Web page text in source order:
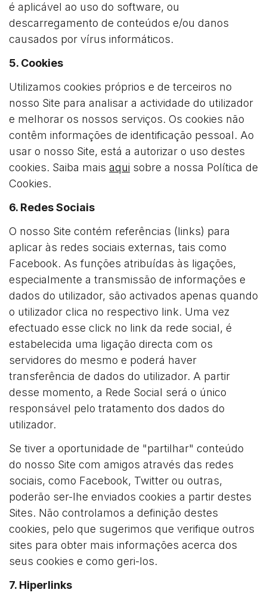
é aplicável ao uso do software, ou
descarregamento de conteúdos e/ou danos
causados por vírus informáticos.
5. Cookies
Utilizamos cookies próprios e de terceiros no
nosso Site para analisar a actividade do utilizador
e melhorar os nossos serviços. Os cookies não
contêm informações de identificação pessoal. Ao
usar o nosso Site, está a autorizar o uso destes
cookies. Saiba mais aqui sobre a nossa Política de
Cookies.
6. Redes Sociais
O nosso Site contém referências (links) para
aplicar às redes sociais externas, tais como
Facebook. As funções atribuídas às ligações,
especialmente a transmissão de informações e
dados do utilizador, são activados apenas quando
o utilizador clica no respectivo link. Uma vez
efectuado esse click no link da rede social, é
estabelecida uma ligação directa com os
servidores do mesmo e poderá haver
transferência de dados do utilizador. A partir
desse momento, a Rede Social será o único
responsável pelo tratamento dos dados do
utilizador.
Se tiver a oportunidade de "partilhar" conteúdo
do nosso Site com amigos através das redes
sociais, como Facebook, Twitter ou outras,
poderão ser-lhe enviados cookies a partir destes
Sites. Não controlamos a definição destes
cookies, pelo que sugerimos que verifique outros
sites para obter mais informações acerca dos
seus cookies e como geri-los.
7. Hiperlinks